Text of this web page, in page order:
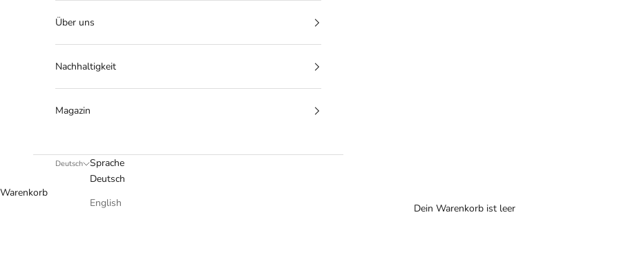
Über uns
Nachhaltigkeit
Magazin
Deutsch
Sprache
Deutsch
English
Warenkorb
Dein Warenkorb ist leer